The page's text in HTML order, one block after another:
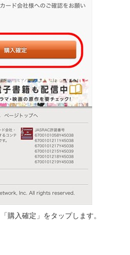
購入確定」をタップします。